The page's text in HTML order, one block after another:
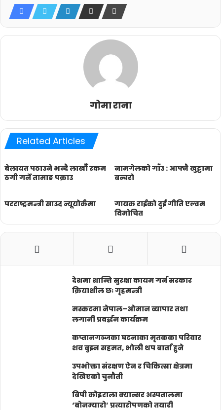
गोमा राना
Related Articles
बेलायत पठाउने भन्दै लाखौँ रकम
ठगी गर्ने तामाङ पक्राउ
नामगेलको गाँउ : आफ्नै खुट्टामा
बन्चरो
परराष्ट्रमन्त्री साउद न्यूयोर्कमा
गायक राईको दुई गीति एल्वम
विमोचित
देशमा शान्ति सुरक्षा कायम गर्न सरकार
क्रियाशील छः गृहमन्त्री
मस्कटमा नेपाल–ओमान व्यापार तथा
लगानी प्रवर्द्धन कार्यक्रम
कप्तानगञ्जका घटनाका मृतकका परिवार
शव बुझ्न सहमत, भोली थप बार्ता हुने
उपभोक्ता संरक्षण ऐन र चिकित्सा क्षेत्रमा
देखिएको चुनौती
बिपी कोइराला क्यान्सर अस्पतालमा
‘बोनम्यारो’ प्रत्यारोपणको तयारी